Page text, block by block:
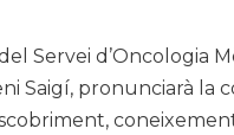
Servei d’Oncologia
Saigí, pronunciarà la